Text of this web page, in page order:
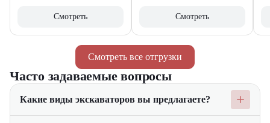
Смотреть все отгрузки
Смотреть Смотреть
Часто задаваемые вопросы
Какие виды экскаваторов вы предлагаете?